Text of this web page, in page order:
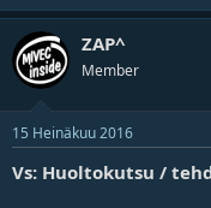
ZAP^
Member
15 Heinäkuu 2016
Vs: Huoltokutsu /